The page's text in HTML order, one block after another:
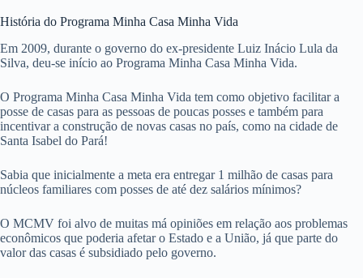
História do Programa Minha Casa Minha Vida
Em 2009, durante o governo do ex-presidente Luiz Inácio Lula da
Silva, deu-se início ao Programa Minha Casa Minha Vida.
O Programa Minha Casa Minha Vida tem como objetivo facilitar a
posse de casas para as pessoas de poucas posses e também para
incentivar a construção de novas casas no país, como na cidade de
Santa Isabel do Pará!
Sabia que inicialmente a meta era entregar 1 milhão de casas para
núcleos familiares com posses de até dez salários mínimos?
O MCMV foi alvo de muitas má opiniões em relação aos problemas
econômicos que poderia afetar o Estado e a União, já que parte do
valor das casas é subsidiado pelo governo.